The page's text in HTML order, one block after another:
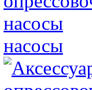
насосы